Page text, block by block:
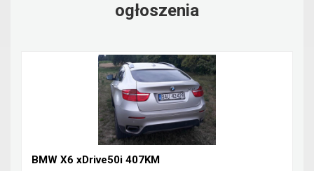
ogłoszenia
BMW X6 xDrive50i 407KM